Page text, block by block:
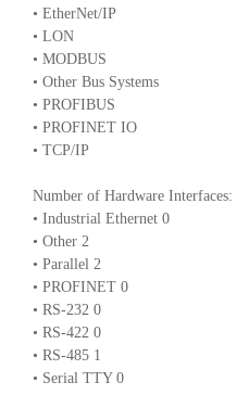
• EtherNet/IP
• LON
• MODBUS
• Other Bus Systems
• PROFIBUS
• PROFINET IO
• TCP/IP
Number of Hardware Interfaces:
• Industrial Ethernet 0
• Other 2
• Parallel 2
• PROFINET 0
• RS-232 0
• RS-422 0
• RS-485 1
• Serial TTY 0